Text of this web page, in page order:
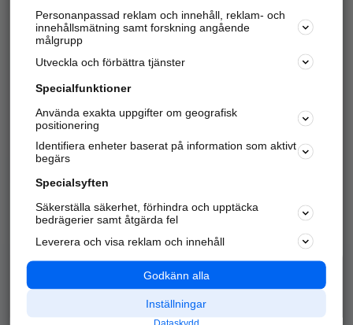
Hitta telefonnummer, adresser, företagsinfo mm.
Marknadsför företaget
Kom igång och annonsera mot
samarbetspartners nära dig.
Alla kategorier
Populära sökningar
API & Kartor
Annonsera
Integritet
Nödnummer
Personanpassad reklam och innehåll, reklam- och
innehållsmätning samt forskning angående
målgrupp
Utveckla och förbättra tjänster
Specialfunktioner
Använda exakta uppgifter om geografisk
positionering
Identifiera enheter baserat på information som aktivt
begärs
Specialsyften
Säkerställa säkerhet, förhindra och upptäcka
bedrägerier samt åtgärda fel
Leverera och visa reklam och innehåll
Godkänn alla
Inställningar
Dataskydd